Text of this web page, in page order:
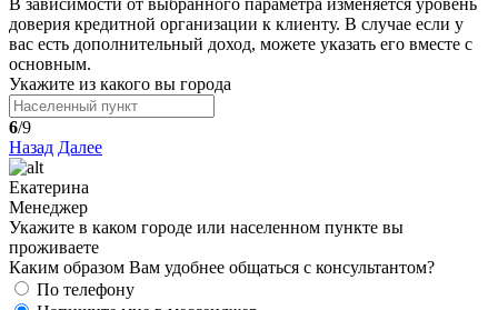
В зависимости от выбранного параметра изменяется уровень
доверия кредитной организации к клиенту. В случае если у
вас есть дополнительный доход, можете указать его вместе с
основным.
Укажите из какого вы города
6/9
Назад Далее
Екатерина
Менеджер
Укажите в каком городе или населенном пункте вы
проживаете
Каким образом Вам удобнее общаться с консультантом?
По телефону